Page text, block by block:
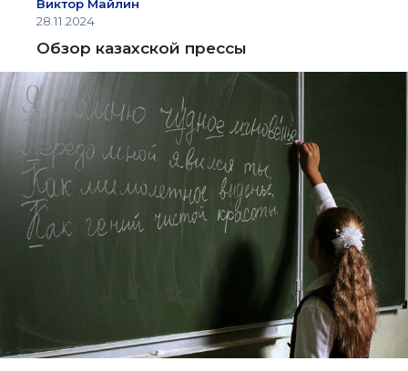
Виктор Майлин
28.11.2024
Обзор казахской прессы